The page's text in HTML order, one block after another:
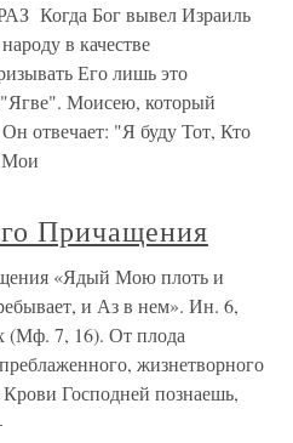
Когда Бог вывел Израиль
в качестве
Его лишь это
Моисею, который
отвечает: "Я буду Тот, Кто
Причащения
«Ядый Мою плоть и
и Аз в нем». Ин. 6,
(Мф. 7, 16). От плода
жизнетворного
Господней познаешь,